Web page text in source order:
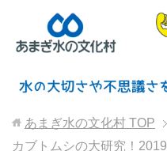
あまぎ水の文化村 TOP
カブトムシの大研究！2019